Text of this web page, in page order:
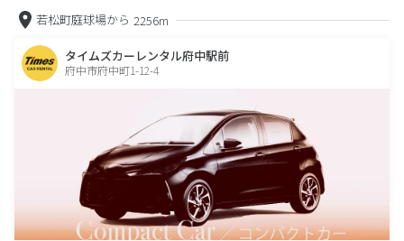
若松町庭球場から 2256m
タイムズカーレンタル府中駅前
府中市府中町1-12-4